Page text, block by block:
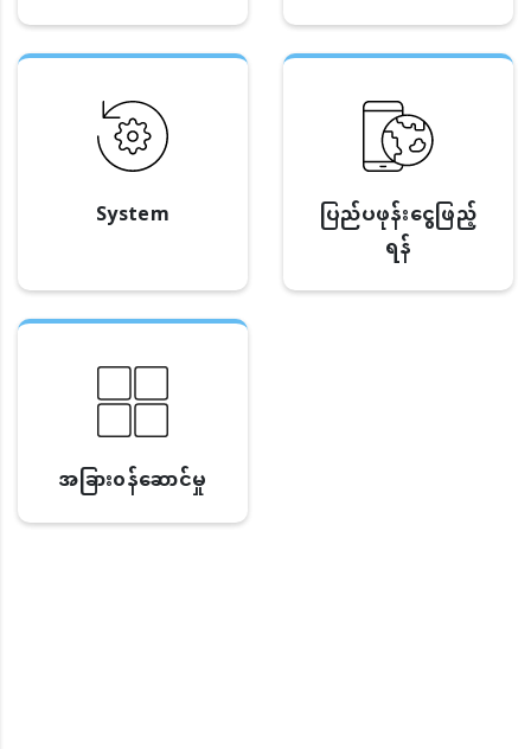
System
ပြည်ပဖုန်းငွေဖြည့်
ရန်
အခြား၀န်ဆောင်မှု